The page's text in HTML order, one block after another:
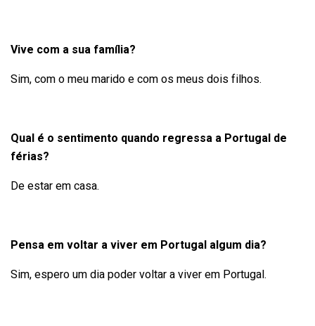
Vive com a sua família?
Sim, com o meu marido e com os meus dois filhos.
Qual é o sentimento quando regressa a Portugal de
férias?
De estar em casa.
Pensa em voltar a viver em Portugal algum dia?
Sim, espero um dia poder voltar a viver em Portugal.